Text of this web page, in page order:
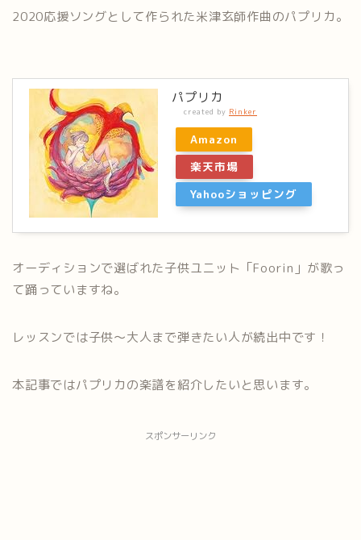
2020応援ソングとして作られた米津玄師作曲のパプリカ。
パプリカ
created by Rinker
Amazon
楽天市場
Yahooショッピング
オーディションで選ばれた子供ユニット「Foorin」が歌っ
て踊っていますね。
レッスンでは子供〜大人まで弾きたい人が続出中です！
本記事ではパプリカの楽譜を紹介したいと思います。
スポンサーリンク